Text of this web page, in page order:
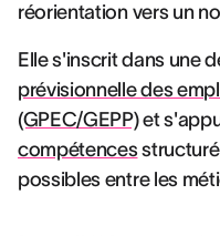
réorientation vers un
Elle s'inscrit dans une
prévisionnelle des
(GPEC/GEPP)et
compétencesstructuré
possibles entre les